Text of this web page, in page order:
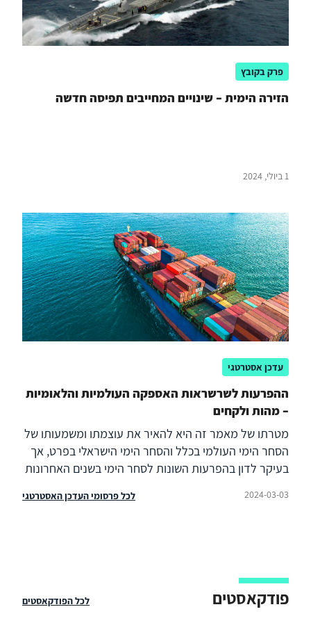
פרק בקובץ
הזירה הימית – שינויים המחייבים תפיסה חדשה
1 ביולי, 2024
עדכן אסטרטגי
ההפרעות לשרשראות האספקה העולמיות והלאומיות
– מהות ולקחים
מטרתו של מאמר זה היא להאיר את עוצמתו ומשמעותו של
הסחר הימי העולמי בכלל והסחר הימי הישראלי בפרט, אך
בעיקר לדון בהפרעות השונות לסחר הימי בשנים האחרונות
הקורונה ואירועים מדיניים כולל מלחמת חרבות ברזל, אשר
העולמיות, אשר מדינות העולם ובייחוד ישראל כה תלויות
2024-03-03 לכל פרסומי העדכן האסטרטגי
פודקאסטים לכל הפודקאסטים